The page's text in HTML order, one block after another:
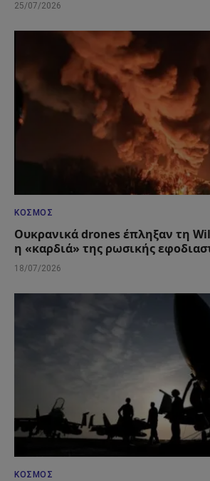
25/07/2026
ΚΌΣΜΟΣ
Ουκρανικά drones έπληξαν τη
η «καρδιά» της ρωσικής
18/07/2026
ΚΌΣΜΟΣ